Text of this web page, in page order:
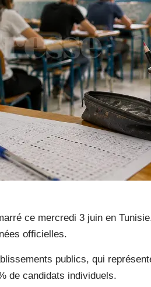
ce mercredi 3 juin en
officielles.
publics, qui
de candidats individuels.